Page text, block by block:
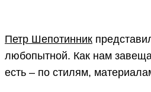
Петр Шепотинник
любопытной. Как нам
есть – по стилям,